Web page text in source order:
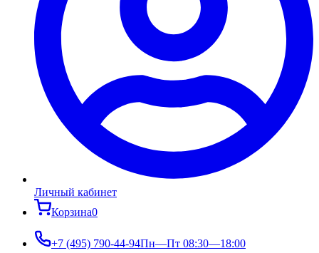
Личный кабинет
Корзина0
+7 (495) 790-44-94Пн—Пт 08:30—18:00